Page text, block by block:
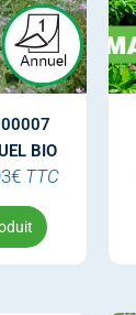
BIO
€ TTC